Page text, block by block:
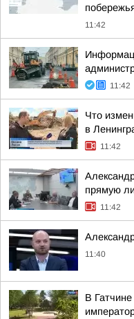
11:42
11:42
Что
в
11:42
прямую
11:42
11:40
В